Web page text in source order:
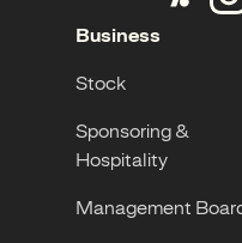
Business
Stock
Sponsoring &
Hospitality
Management